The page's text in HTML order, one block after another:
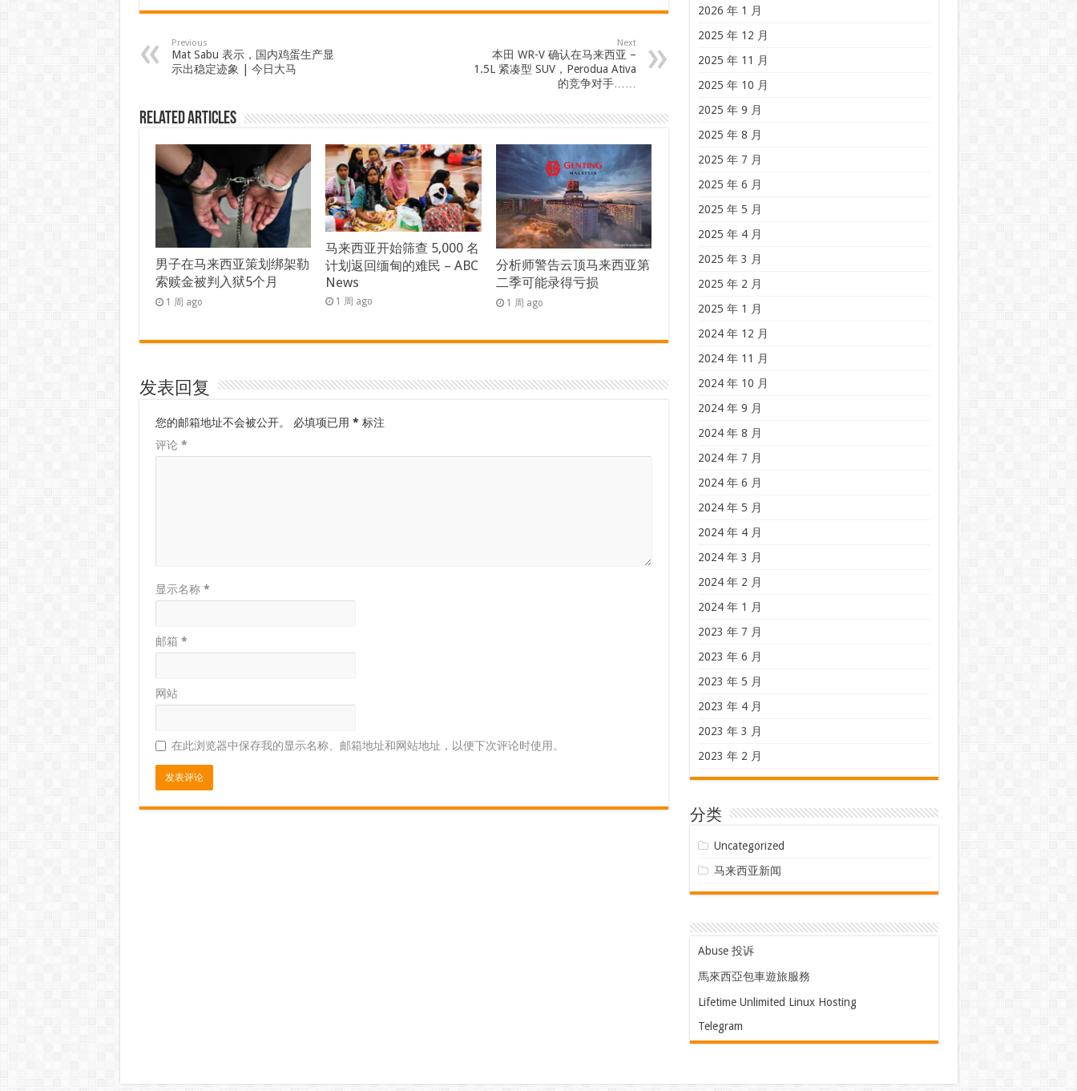
Previous
Mat Sabu 表示，国内鸡蛋生产显
示出稳定迹象 | 今日大马
Next
本田 WR-V 确认在马来西亚 –
1.5L 紧凑型 SUV，Perodua Ativa
的竞争对手……
Related Articles
男子在马来西亚策划绑架勒
索赎金被判入狱5个月
1 周 ago
马来西亚开始筛查 5,000 名
计划返回缅甸的难民 – ABC
News
1 周 ago
分析师警告云顶马来西亚第
二季可能录得亏损
1 周 ago
发表回复
您的邮箱地址不会被公开。 必填项已用 * 标注
评论 *
显示名称 *
邮箱 *
网站
在此浏览器中保存我的显示名称、邮箱地址和网站地址，以便下次评论时使用。
2026 年 1 月
2025 年 12 月
2025 年 11 月
2025 年 10 月
2025 年 9 月
2025 年 8 月
2025 年 7 月
2025 年 6 月
2025 年 5 月
2025 年 4 月
2025 年 3 月
2025 年 2 月
2025 年 1 月
2024 年 12 月
2024 年 11 月
2024 年 10 月
2024 年 9 月
2024 年 8 月
2024 年 7 月
2024 年 6 月
2024 年 5 月
2024 年 4 月
2024 年 3 月
2024 年 2 月
2024 年 1 月
2023 年 7 月
2023 年 6 月
2023 年 5 月
2023 年 4 月
2023 年 3 月
2023 年 2 月
分类
Uncategorized
马来西亚新闻
Abuse 投诉
馬來西亞包車遊旅服務
Lifetime Unlimited Linux Hosting
Telegram